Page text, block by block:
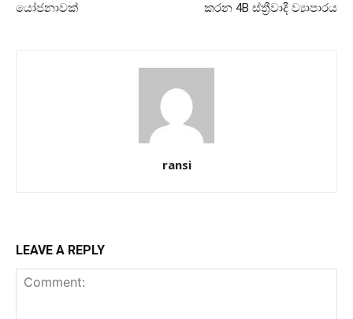
යෝජනාවක්
කරන 4B ස්ත්‍රීවාදී ව්‍යාපාරය
ransi
LEAVE A REPLY